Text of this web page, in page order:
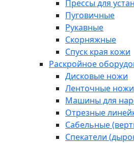
Прессы для
Пуговичные
Рукавные
Скорняжные
Спуск края кожи
Раскройное
Дисковые ножи
Ленточные ножи
Машины для
Отрезные
Сабельные
Спекатели